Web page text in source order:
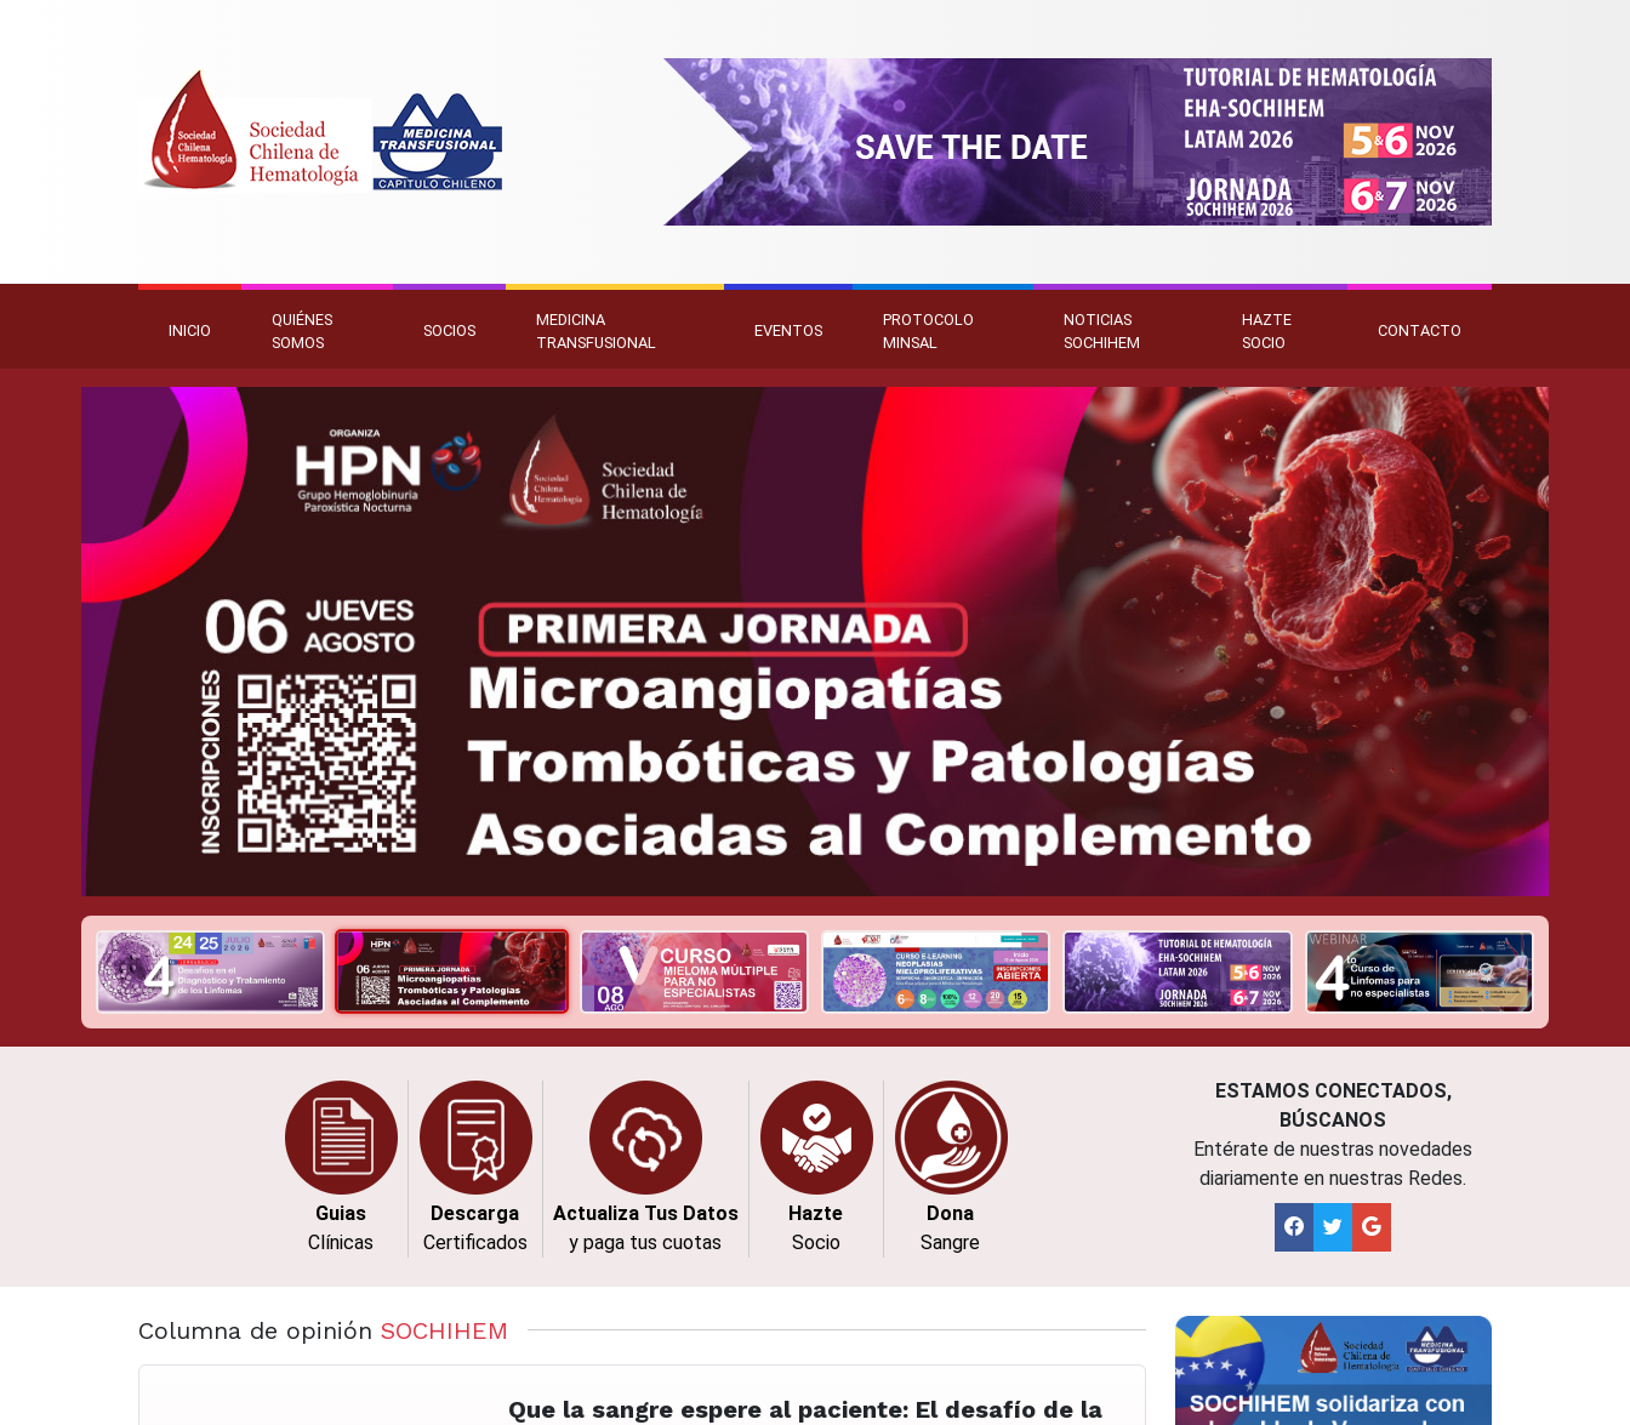
INICIO
QUIÉNES
SOMOS
SOCIOS
MEDICINA
TRANSFUSIONAL
EVENTOS
PROTOCOLO
MINSAL
NOTICIAS
SOCHIHEM
HAZTE
SOCIO
CONTACTO
Guias
Clínicas
Descarga
Certificados
Actualiza Tus Datos
y paga tus cuotas
Hazte
Socio
Dona
Sangre
ESTAMOS CONECTADOS,
BÚSCANOS
Entérate de nuestras novedades
diariamente en nuestras Redes.
Columna de opinión SOCHIHEM
Que la sangre espere al paciente: El desafío de la